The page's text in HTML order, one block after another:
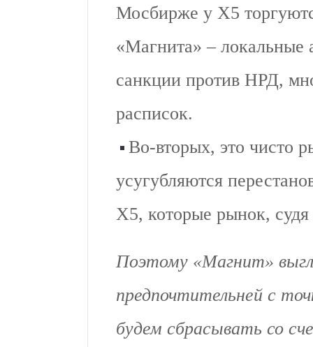
Мосбирже у Х5
«Магнита» – локальные
санкции против НРД,
расписок.
Во-вторых, это чисто
усугубляются
Х5, которые рынок,
Поэтому «Магнит»
предпочтительней с
будем сбрасывать со